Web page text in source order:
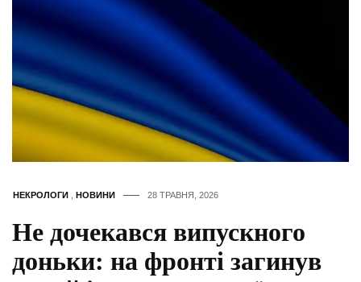
НЕКРОЛОГИ НОВИНИ 28 ТРАВНЯ, 2026
Не дочекався випускного
доньки: на фронті загинув